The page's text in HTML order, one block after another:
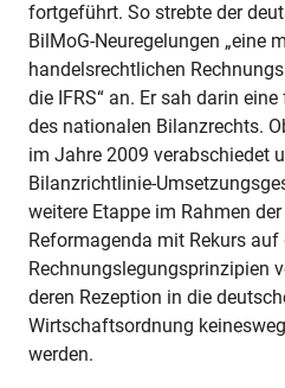
fortgeführt. So strebte der
BilMoG-Neuregelungen „eine
handelsrechtlichen
die IFRS“ an. Er sah darin
des nationalen Bilanzrechts.
im Jahre 2009 verabschiedet
Bilanzrichtlinie-
weitere Etappe im Rahmen
Reformagenda mit Rekurs
Rechnungslegungsprinzipien
deren Rezeption in die
Wirtschaftsordnung
werden.